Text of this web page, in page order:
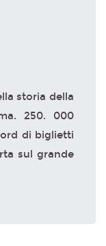
storia della
250. 000
di biglietti
sul grande